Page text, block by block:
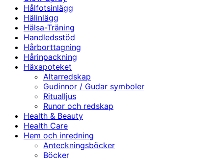
Hålfotsinlägg
Hälinlägg
Hälsa-Träning
Handledsstöd
Hårborttagning
Hårinpackning
Häxapoteket
Altarredskap
Gudinnor / Gudar symboler
Ritualljus
Runor och redskap
Health & Beauty
Health Care
Hem och inredning
Anteckningsböcker
Böcker